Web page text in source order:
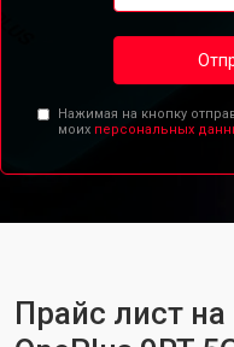
Нажимая на кнопку
моих персональных
Прайс лист